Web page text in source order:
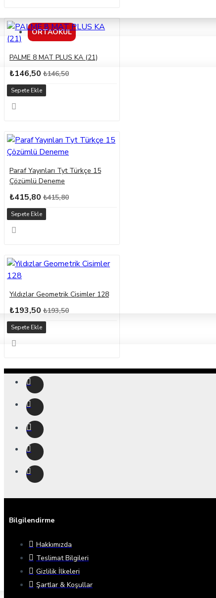
ORTAOKUL
PALME 8 MAT PLUS KA (21)
₺146,50 ₺146,50
Sepete Ekle
Paraf Yayınları Tyt Türkçe 15
Çözümlü Deneme
₺415,80 ₺415,80
Sepete Ekle
Yıldızlar Geometrik Cisimler 128
₺193,50 ₺193,50
Sepete Ekle
Bilgilendirme
Hakkımızda
Teslimat Bilgileri
Gizlilik İlkeleri
Şartlar & Koşullar